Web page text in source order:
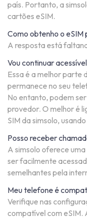
país. Portanto, a
cartões eSIM.
Como obtenho o eSIM
A resposta está
Vou continuar
Essa é a melhor parte
permanece no seu
No entanto, podem
provedor. O melhor é
SIM da simsolo,
Posso receber
A simsolo oferece
ser facilmente
semelhantes pela
Meu telefone é
Verifique nas
compatível com eSIM.